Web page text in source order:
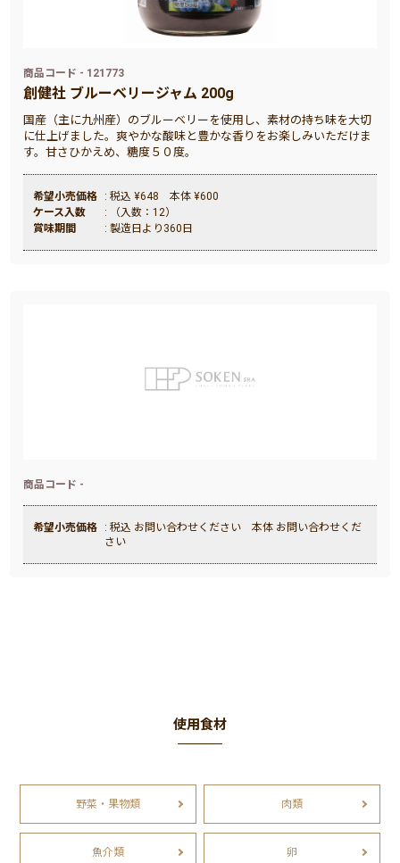
商品コード - 121773
創健社 ブルーベリージャム 200g
国産（主に九州産）のブルーベリーを使用し、素材の持ち味を大切
に仕上げました。爽やかな酸味と豊かな香りをお楽しみいただけま
す。甘さひかえめ、糖度５０度。
希望小売価格
: 税込 ¥648 本体 ¥600
ケース入数
: （入数：12）
賞味期間
: 製造日より360日
商品コード -
希望小売価格
: 税込 お問い合わせください 本体 お問い合わせくだ
さい
使用食材
野菜・果物類 肉類
魚介類 卵